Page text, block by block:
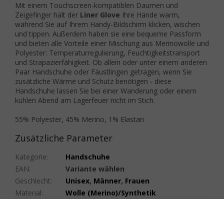
Mit einem Touchscreen-kompatiblen Daumen und
Zeigefinger hält der Liner Glove Ihre Hände warm,
während Sie auf Ihrem Handy-Bildschirm klicken, wischen
und tippen. Außerdem haben sie eine bequeme Passform
und bieten alle Vorteile einer Mischung aus Merinowolle und
Polyester: Temperaturregulierung, Feuchtigkeitstransport
und Strapazierfähigkeit. Ob allein oder unter einem anderen
Paar Handschuhe oder Fäustlingen getragen, wenn Sie
zusätzliche Wärme und Schutz benötigen - diese
Handschuhe lassen Sie bei einer Wanderung oder einem
kühlen Abend am Lagerfeuer nicht im Stich.
55% Polyester, 45% Merino, 1% Elastan
Zusätzliche Parameter
Kategorie:
Handschuhe
EAN:
Variante wählen
Geschlecht: Unisex, Männer, Frauen
Material: Wolle (Merino)/Synthetik